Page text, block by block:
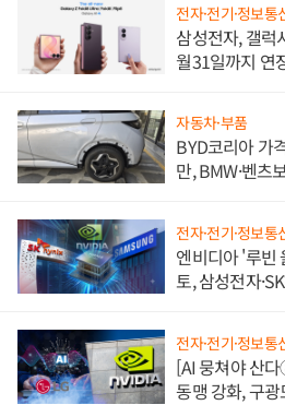
전자·전기·정보통
삼성전자, 갤럭
월31일까지 연
자동차·부품
BYD코리아 가
만, BMW·벤츠
전자·전기·정보통
엔비디아 '루빈
토, 삼성전자
전자·전기·정보통
[AI 뭉쳐야 산
동맹 강화, 구광